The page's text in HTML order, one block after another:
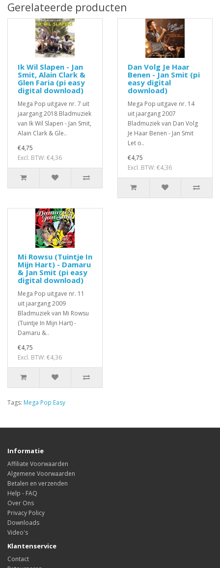
Gerelateerde producten
Ik Wil Slapen - Jan
Smit, Alain Clark &
Glen Faria (pi easy
digital download)
Mega Pop uitgave nr. 7 uit
jaargang 2018 Bladmuziek
van Ik Wil Slapen - Jan Smit,
Alain Clark & Gle..
€4,75
Excl. BTW: €4,36
Dan Volg Je Haar
Benen - Jan Smit (pi
easy digital
download)
Mega Pop uitgave nr. 14
uit jaargang 2007
Bladmuziek van Dan Volg
Je Haar Benen - Jan Smit
Let o..
€4,75
Excl. BTW: €4,36
Mi Rowsu (Tuintje In
Mijn Hart) - Damaru
& Jan Smit (pi easy
digital download)
Mega Pop uitgave nr. 11
uit jaargang 2009
Bladmuziek van Mi Rowsu
(Tuintje In Mijn Hart) -
Damaru &..
€4,75
Excl. BTW: €4,36
Tags: Mega Pop Easy
Informatie
Affiliate Voorwaarden
Algemene Voorwaarden
Betalen en verzenden
Help - FAQ
Over Ons
Privacy Policy
Downloads
Video's
Klantenservice
Contact